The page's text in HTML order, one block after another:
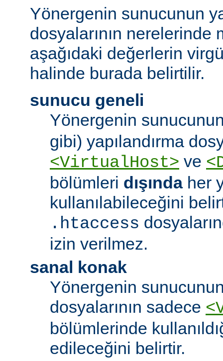
Yönergenin sunucunun
dosyalarının
aşağıdaki değerlerin
halinde burada belirtilir.
sunucu geneli
Yönergenin
gibi) yapılandırma
<VirtualHost> ve
bölümleri dışındaher
kullanılabileceğini
.htaccess
izin verilmez.
sanal konak
Yönergenin
dosyalarının sadece
bölümlerinde
edileceğini belirtir.